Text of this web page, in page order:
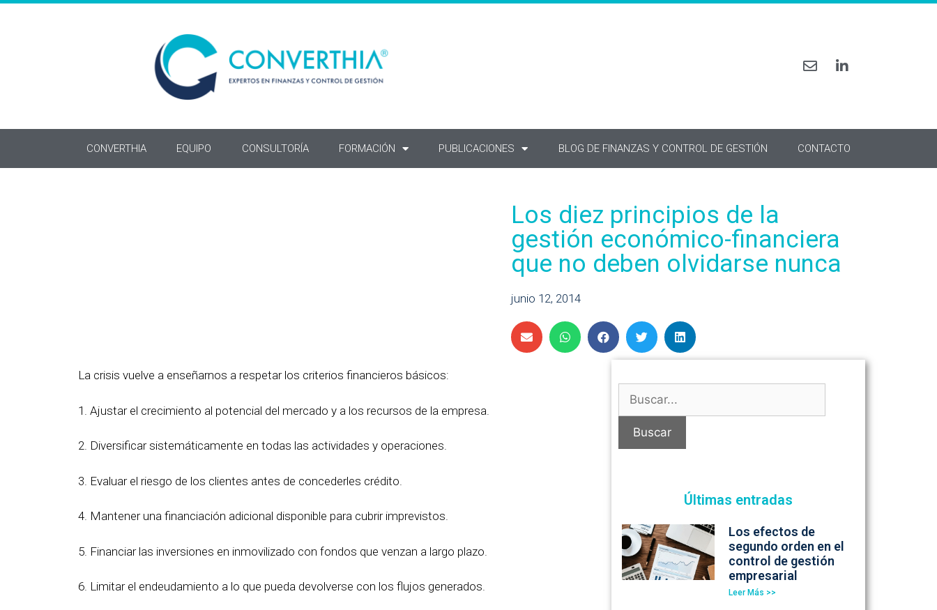
CONVERTHIA EQUIPO CONSULTORÍA FORMACIÓN PUBLICACIONES BLOG DE FINANZAS Y CONTROL DE GESTIÓN CONTACTO
Los diez principios de la
gestión económico-financiera
que no deben olvidarse nunca
junio 12, 2014
La crisis vuelve a enseñarnos a respetar los criterios financieros básicos:
1. Ajustar el crecimiento al potencial del mercado y a los recursos de la empresa.
2. Diversificar sistemáticamente en todas las actividades y operaciones.
3. Evaluar el riesgo de los clientes antes de concederles crédito.
4. Mantener una financiación adicional disponible para cubrir imprevistos.
5. Financiar las inversiones en inmovilizado con fondos que venzan a largo plazo.
6. Limitar el endeudamiento a lo que pueda devolverse con los flujos generados.
Últimas entradas
Los efectos de
segundo orden en el
control de gestión
empresarial
Leer Más >>